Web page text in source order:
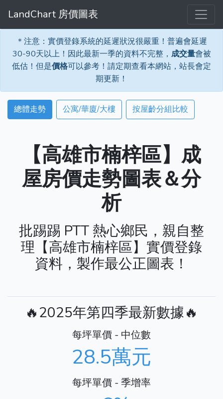
LandChart 房價圖表
＊注意：實價登錄系統的延遲狀況很嚴重！普遍會延遲
30-90天以上！因此最新一季的資料不完整， 成交量會被
低估！但是價格可以參考！請定期查看本網站，站長會定
期更新！
總體走勢 公寓/華廈/大樓 按屋齡分組比較
【高雄市楠梓區】成
屋房價走勢圖表＆分
析
批踢踢 PTT 熱心鄉民，親自整
理【高雄市楠梓區】實價登錄
資料，製作最公正圖表！
🔥2025年第四季最新數據🔥
每坪單價 - 中位數
28.5萬元
每坪單價 - 季增率